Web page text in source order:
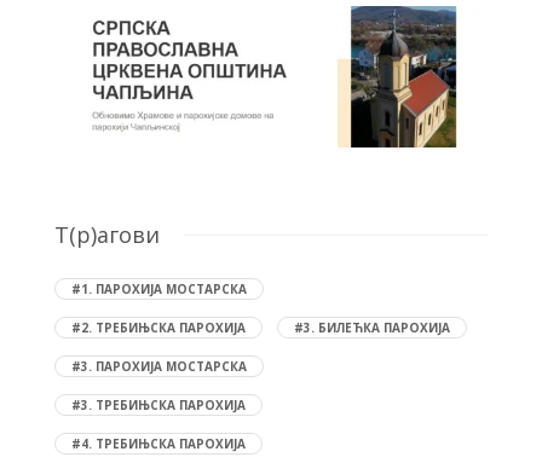
T(р)агови
#1. ПАРОХИЈА МОСТАРСКА
#2. ТРЕБИЊСКА ПАРОХИЈА #3. БИЛЕЋКА ПАРОХИЈА
#3. ПАРОХИЈА МОСТАРСКА
#3. ТРЕБИЊСКА ПАРОХИЈА
#4. ТРЕБИЊСКА ПАРОХИЈА